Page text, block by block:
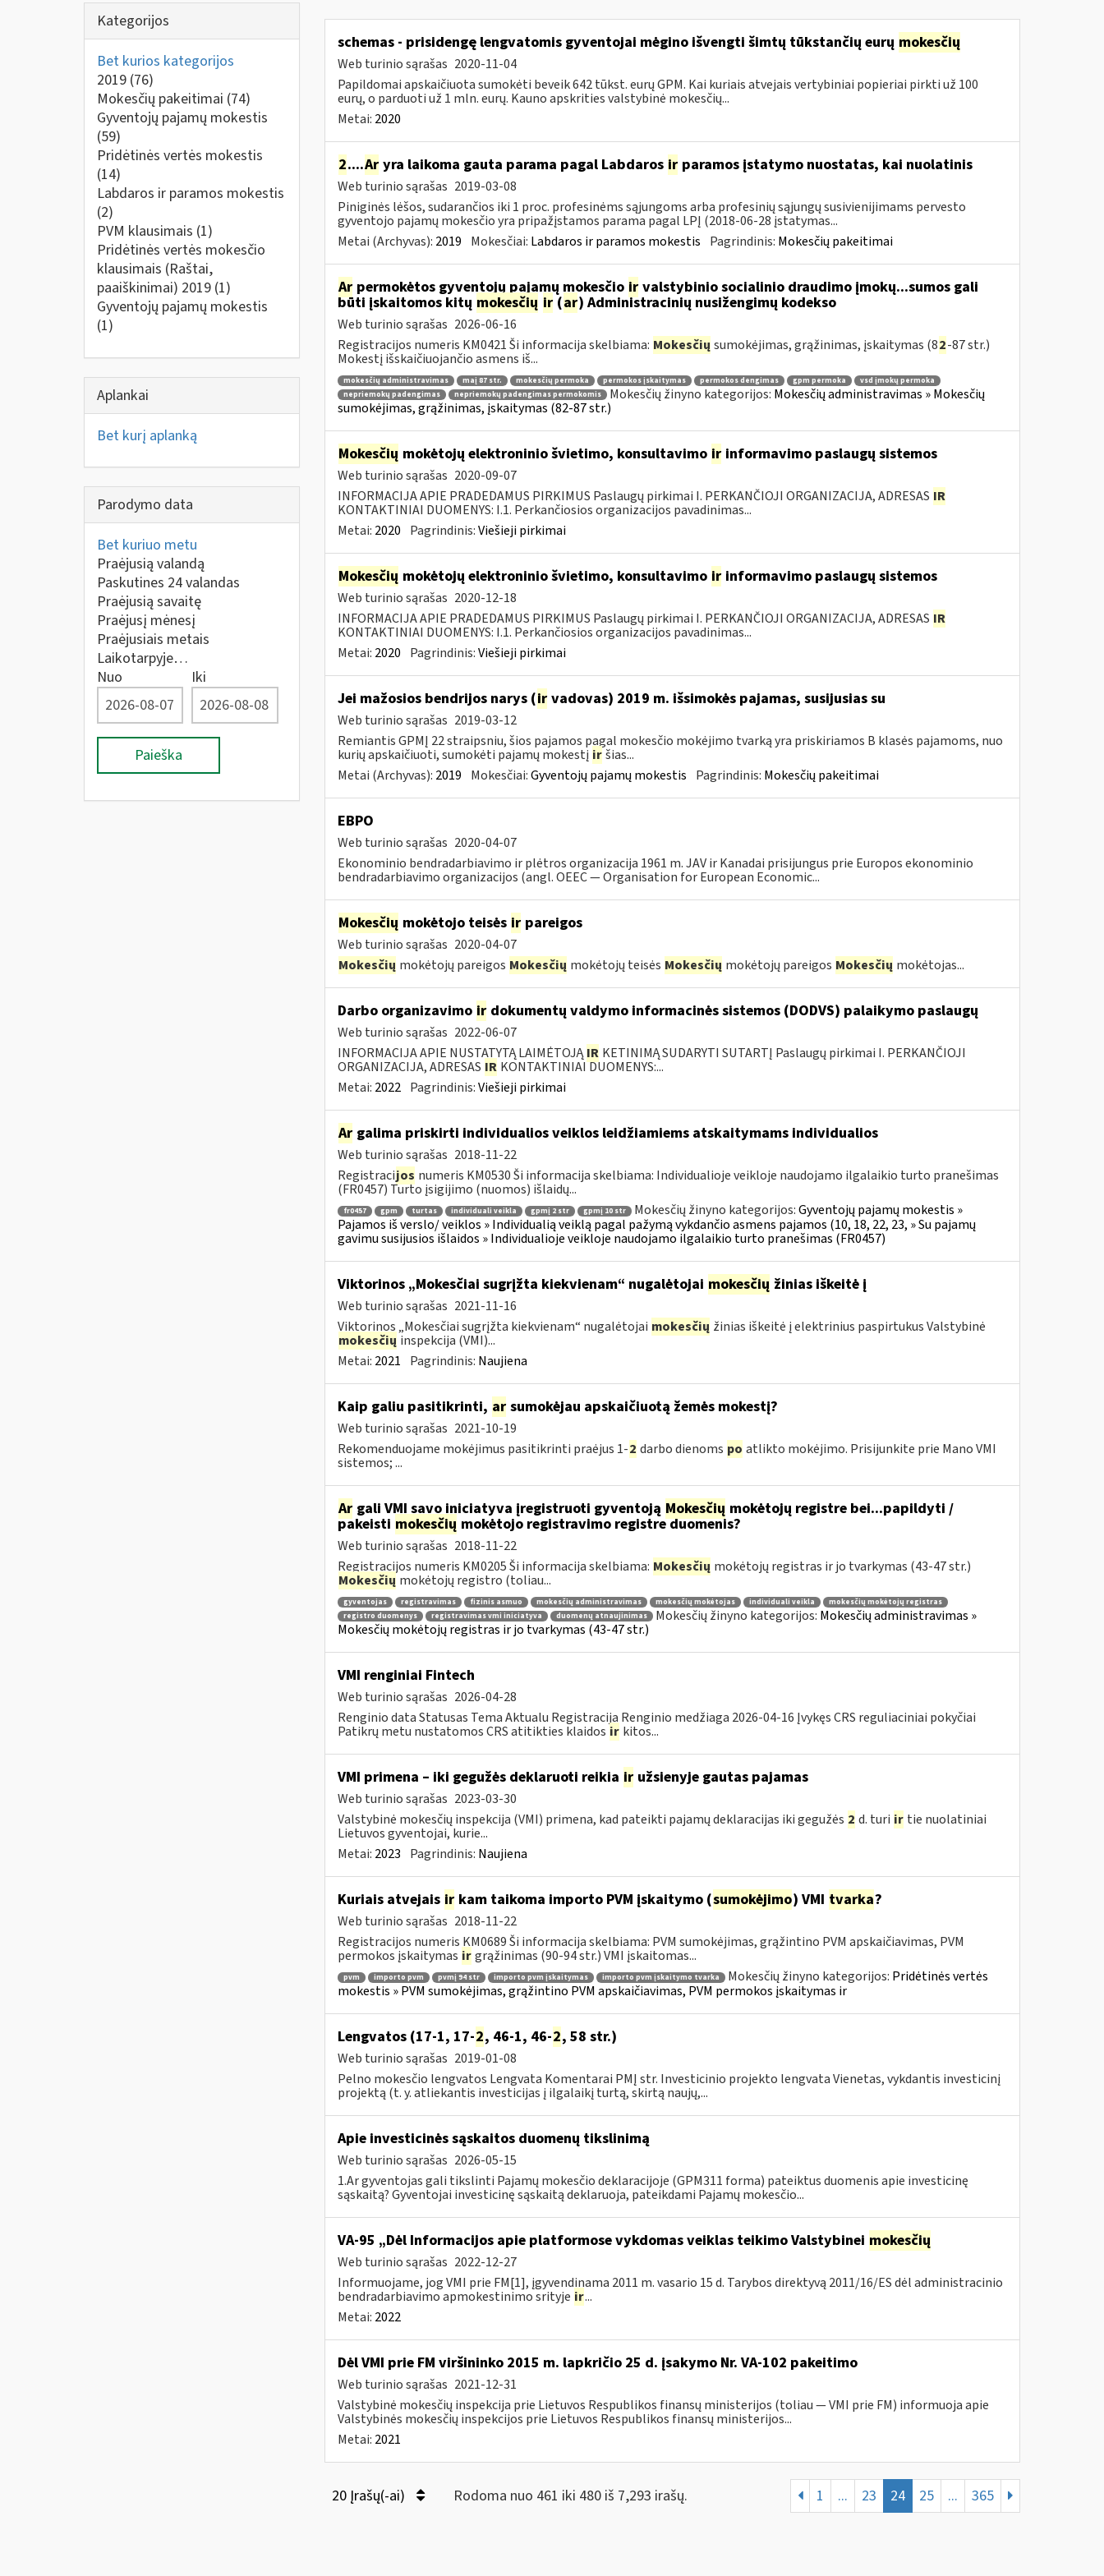
Kategorijos
Bet kurios kategorijos
2019 (76)
Mokesčių pakeitimai (74)
Gyventojų pajamų mokestis
(59)
Pridėtinės vertės mokestis
(14)
Labdaros ir paramos mokestis
(2)
PVM klausimais (1)
Pridėtinės vertės mokesčio
klausimais (Raštai,
paaiškinimai) 2019 (1)
Gyventojų pajamų mokestis
(1)
Aplankai
Bet kurį aplanką
Parodymo data
Bet kuriuo metu
Praėjusią valandą
Paskutines 24 valandas
Praėjusią savaitę
Praėjusį mėnesį
Praėjusiais metais
Laikotarpyje…
Nuo
Iki
Paieška
schemas - prisidengę lengvatomis gyventojai mėgino išvengti šimtų tūkstančių eurų mokesčių
Web turinio sąrašas 2020-11-04
Papildomai apskaičiuota sumokėti beveik 642 tūkst. eurų GPM. Kai kuriais atvejais vertybiniai popieriai pirkti už 100
eurų, o parduoti už 1 mln. eurų. Kauno apskrities valstybinė mokesčių...
Metai: 2020
2....Aryra laikoma gauta parama pagal Labdaros irparamos įstatymo nuostatas, kai nuolatinis
Web turinio sąrašas 2019-03-08
Piniginės lėšos, sudarančios iki 1 proc. profesinėms sąjungoms arba profesinių sąjungų susivienijimams pervesto
gyventojo pajamų mokesčio yra pripažįstamos parama pagal LPĮ (2018-06-28 įstatymas...
Metai (Archyvas): 2019 Mokesčiai: Labdaros ir paramos mokestis Pagrindinis: Mokesčių pakeitimai
Arpermokėtos gyventojų pajamų mokesčio irvalstybinio socialinio draudimo įmokų...sumos gali
būti įskaitomos kitų mokesčių ir(ar) Administracinių nusižengimų kodekso
Web turinio sąrašas 2026-06-16
Registracijos numeris KM0421 Ši informacija skelbiama: Mokesčių sumokėjimas, grąžinimas, įskaitymas (82-87 str.)
Mokestį išskaičiuojančio asmens iš...
mokesčių administravimas maį 87 str. mokesčių permoka permokos įskaitymas permokos dengimas gpm permoka
vsd įmokų permoka
nepriemokų padengimas
nepriemokų padengimas permokomis Mokesčių žinyno kategorijos: Mokesčių administravimas » Mokesčių
sumokėjimas, grąžinimas, įskaitymas (82-87 str.)
Mokesčių mokėtojų elektroninio švietimo, konsultavimo irinformavimo paslaugų sistemos
Web turinio sąrašas 2020-09-07
INFORMACIJA APIE PRADEDAMUS PIRKIMUS Paslaugų pirkimai I. PERKANČIOJI ORGANIZACIJA, ADRESAS IR
KONTAKTINIAI DUOMENYS: I.1. Perkančiosios organizacijos pavadinimas...
Metai: 2020 Pagrindinis:Viešieji pirkimai
Mokesčių mokėtojų elektroninio švietimo, konsultavimo irinformavimo paslaugų sistemos
Web turinio sąrašas 2020-12-18
INFORMACIJA APIE PRADEDAMUS PIRKIMUS Paslaugų pirkimai I. PERKANČIOJI ORGANIZACIJA, ADRESAS IR
KONTAKTINIAI DUOMENYS: I.1. Perkančiosios organizacijos pavadinimas...
Metai: 2020 Pagrindinis:Viešieji pirkimai
Jei mažosios bendrijos narys (irvadovas) 2019 m. išsimokės pajamas, susijusias su
Web turinio sąrašas 2019-03-12
Remiantis GPMĮ 22 straipsniu, šios pajamos pagal mokesčio mokėjimo tvarką yra priskiriamos B klasės pajamoms, nuo
kurių apskaičiuoti, sumokėti pajamų mokestį ir šias...
Metai (Archyvas): 2019 Mokesčiai:Gyventojų pajamų mokestis Pagrindinis: Mokesčių pakeitimai
EBPO
Web turinio sąrašas 2020-04-07
Ekonominio bendradarbiavimo ir plėtros organizacija 1961 m. JAV ir Kanadai prisijungus prie Europos ekonominio
bendradarbiavimo organizacijos (angl. OEEC — Organisation for European Economic...
Mokesčių mokėtojo teisės irpareigos
Web turinio sąrašas 2020-04-07
Mokesčių mokėtojų pareigos Mokesčių mokėtojų teisės Mokesčių mokėtojų pareigos Mokesčių mokėtojas...
Darbo organizavimo irdokumentų valdymo informacinės sistemos (DODVS) palaikymo paslaugų
Web turinio sąrašas 2022-06-07
INFORMACIJA APIE NUSTATYTĄ LAIMĖTOJĄIR KETINIMĄ SUDARYTI SUTARTĮ Paslaugų pirkimai I. PERKANČIOJI
ORGANIZACIJA, ADRESAS IR KONTAKTINIAI DUOMENYS:...
Metai: 2022 Pagrindinis:Viešieji pirkimai
Argalima priskirti individualios veiklos leidžiamiems atskaitymams individualios
Web turinio sąrašas 2018-11-22
Registracijos numeris KM0530 Ši informacija skelbiama: Individualioje veikloje naudojamo ilgalaikio turto pranešimas
(FR0457) Turto įsigijimo (nuomos) išlaidų...
fr0457 gpm turtas individuali veikla gpmį 2 str gpmį 10 str Mokesčių žinyno kategorijos:Gyventojų pajamų mokestis »
Pajamos iš verslo/ veiklos » Individualią veiklą pagal pažymą vykdančio asmens pajamos (10, 18, 22, 23, » Su pajamų
gavimu susijusios išlaidos » Individualioje veikloje naudojamo ilgalaikio turto pranešimas (FR0457)
Viktorinos „Mokesčiai sugrįžta kiekvienam“ nugalėtojai mokesčių žinias iškeitė į
Web turinio sąrašas 2021-11-16
Viktorinos „Mokesčiai sugrįžta kiekvienam“ nugalėtojai mokesčių žinias iškeitė į elektrinius paspirtukus Valstybinė
mokesčių inspekcija (VMI)...
Metai: 2021 Pagrindinis: Naujiena
Kaip galiu pasitikrinti, arsumokėjau apskaičiuotą žemės mokestį?
Web turinio sąrašas 2021-10-19
Rekomenduojame mokėjimus pasitikrinti praėjus 1-2 darbo dienoms po atlikto mokėjimo. Prisijunkite prie Mano VMI
sistemos; ...
Argali VMI savo iniciatyva įregistruoti gyventoją Mokesčių mokėtojų registre bei...papildyti /
pakeisti mokesčių mokėtojo registravimo registre duomenis?
Web turinio sąrašas 2018-11-22
Registracijos numeris KM0205 Ši informacija skelbiama: Mokesčių mokėtojų registras ir jo tvarkymas (43-47 str.)
Mokesčių mokėtojų registro (toliau...
gyventojas registravimas fizinis asmuo mokesčių administravimas mokesčių mokėtojas individuali veikla
mokesčių mokėtojų registras
registro duomenys
registravimas vmi iniciatyva duomenų atnaujinimas Mokesčių žinyno kategorijos: Mokesčių administravimas »
Mokesčių mokėtojų registras ir jo tvarkymas (43-47 str.)
VMI renginiai Fintech
Web turinio sąrašas 2026-04-28
Renginio data Statusas Tema Aktualu Registracija Renginio medžiaga 2026-04-16 Įvykęs CRS reguliaciniai pokyčiai
Patikrų metu nustatomos CRS atitikties klaidos ir kitos...
VMI primena – iki gegužės deklaruoti reikia iružsienyje gautas pajamas
Web turinio sąrašas 2023-03-30
Valstybinė mokesčių inspekcija (VMI) primena, kad pateikti pajamų deklaracijas iki gegužės 2 d. turi ir tie nuolatiniai
Lietuvos gyventojai, kurie...
Metai: 2023 Pagrindinis: Naujiena
Kuriais atvejais irkam taikoma importo PVM įskaitymo (sumokėjimo) VMI tvarka?
Web turinio sąrašas 2018-11-22
Registracijos numeris KM0689 Ši informacija skelbiama: PVM sumokėjimas, grąžintino PVM apskaičiavimas, PVM
permokos įskaitymas ir grąžinimas (90-94 str.) VMI įskaitomas...
pvm importo pvm pvmį 94 str importo pvm įskaitymas importo pvm įskaitymo tvarka Mokesčių žinyno kategorijos: Pridėtinės vertės
mokestis » PVM sumokėjimas, grąžintino PVM apskaičiavimas, PVM permokos įskaitymas ir
Lengvatos (17-1, 17-2, 46-1, 46-2, 58 str.)
Web turinio sąrašas 2019-01-08
Pelno mokesčio lengvatos Lengvata Komentarai PMĮ str. Investicinio projekto lengvata Vienetas, vykdantis investicinį
projektą (t. y. atliekantis investicijas į ilgalaikį turtą, skirtą naujų,...
Apie investicinės sąskaitos duomenų tikslinimą
Web turinio sąrašas 2026-05-15
1.Ar gyventojas gali tikslinti Pajamų mokesčio deklaracijoje (GPM311 forma) pateiktus duomenis apie investicinę
sąskaitą? Gyventojai investicinę sąskaitą deklaruoja, pateikdami Pajamų mokesčio...
VA-95 „Dėl Informacijos apie platformose vykdomas veiklas teikimo Valstybinei mokesčių
Web turinio sąrašas 2022-12-27
Informuojame, jog VMI prie FM[1], įgyvendinama 2011 m. vasario 15 d. Tarybos direktyvą 2011/16/ES dėl administracinio
bendradarbiavimo apmokestinimo srityje ir...
Metai: 2022
Dėl VMI prie FM viršininko 2015 m. lapkričio 25 d. įsakymo Nr. VA-102 pakeitimo
Web turinio sąrašas 2021-12-31
Valstybinė mokesčių inspekcija prie Lietuvos Respublikos finansų ministerijos (toliau ― VMI prie FM) informuoja apie
Valstybinės mokesčių inspekcijos prie Lietuvos Respublikos finansų ministerijos...
Metai: 2021
20 Įrašų(-ai) Rodoma nuo 461 iki 480 iš 7,293 irašų. 1 ... 23 24 25 ... 365